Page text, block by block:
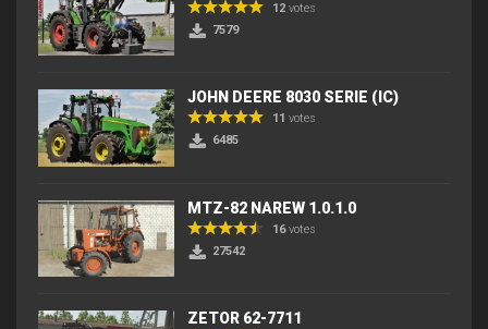
12 votes
7579
JOHN DEERE 8030 SERIE (IC)
11 votes
6485
MTZ-82 NAREW 1.0.1.0
16votes
27542
ZETOR 62-7711